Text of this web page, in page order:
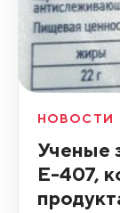
НОВОСТИ
Ученые
Е-407,